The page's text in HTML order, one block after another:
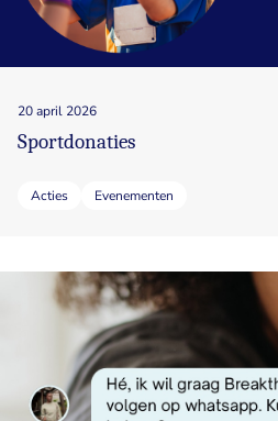
20 april 2026
Sportdonaties
Acties Evenementen